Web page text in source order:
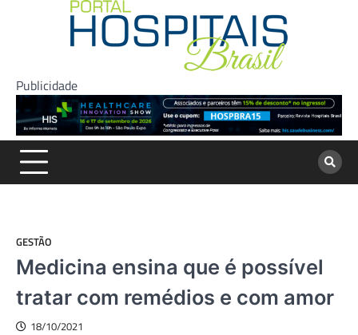
Publicidade
GESTÃO
Medicina ensina que é possível
tratar com remédios e com amor
18/10/2021